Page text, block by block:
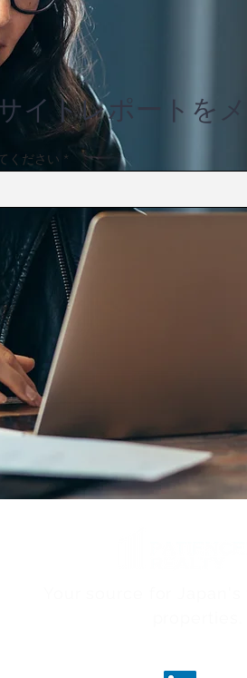
主要都市圏のマンション修
積立金が過去最高に、借入
存で所有者の負担増
イトレポートを
ください